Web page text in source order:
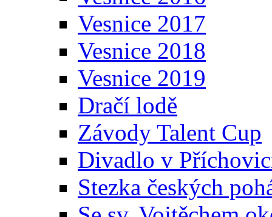
Vesnice 2017
Vesnice 2018
Vesnice 2019
Dračí lodě
Závody Talent Cup
Divadlo v
Stezka českých